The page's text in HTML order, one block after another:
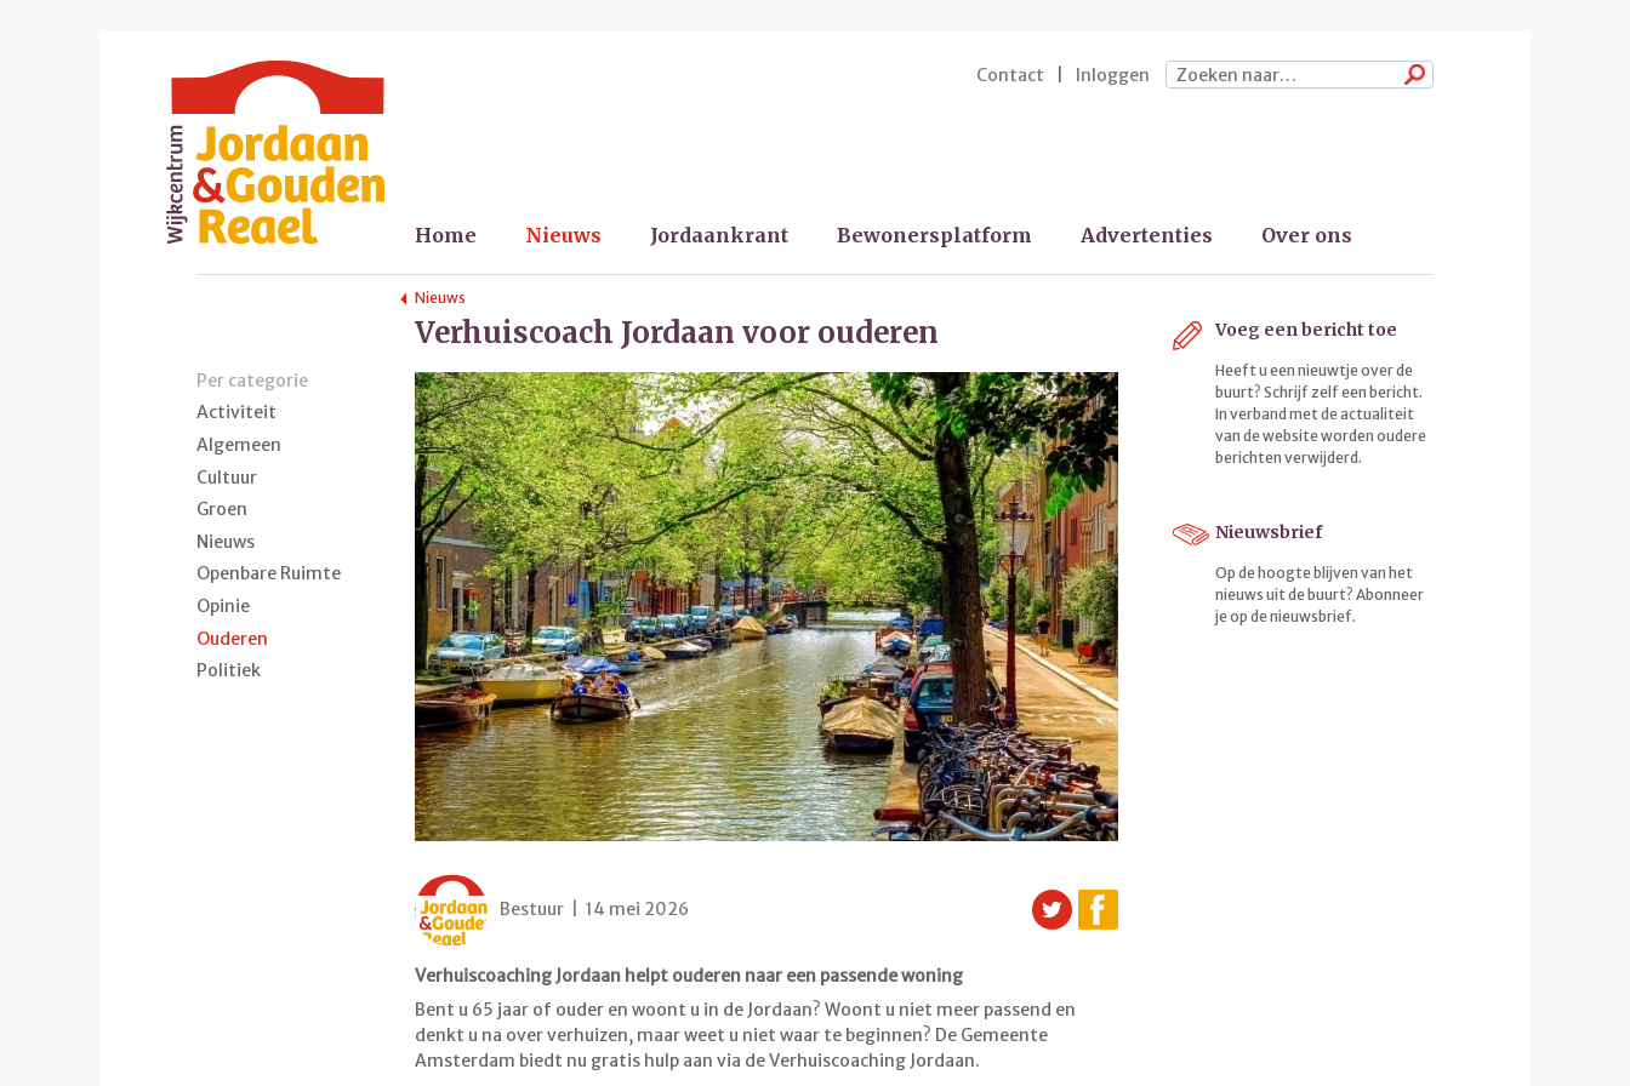
Home Nieuws Jordaankrant Bewonersplatform Advertenties Over ons
Contact Inloggen Zoeken
Nieuws
Verhuiscoach Jordaan voor ouderen
Bestuur | 14 mei 2026
Verhuiscoaching Jordaan helpt ouderen naar een passende woning
Bent u 65 jaar of ouder en woont u in de Jordaan? Woont u niet meer passend en
denkt u na over verhuizen, maar weet u niet waar te beginnen? De Gemeente
Amsterdam biedt nu gratis hulp aan via de Verhuiscoaching Jordaan.
Per categorie
Activiteit
Algemeen
Cultuur
Groen
Nieuws
Openbare Ruimte
Opinie
Ouderen
Politiek
Voeg een bericht toe
Heeft u een nieuwtje over de
buurt? Schrijf zelf een bericht.
In verband met de actualiteit
van de website worden oudere
berichten verwijderd.
Nieuwsbrief
Op de hoogte blijven van het
nieuws uit de buurt? Abonneer
je op de nieuwsbrief.